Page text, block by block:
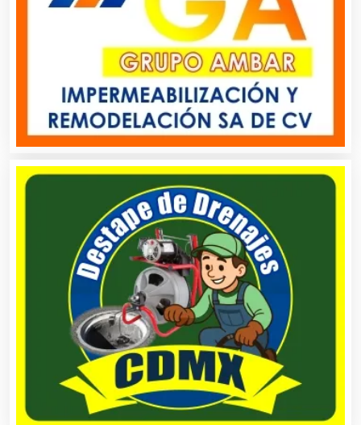
Artículos Personales
Artículos Publicitarios
Asesores Técnicos
Asesoría Fiscal
Asilos
Asociaciones Civiles